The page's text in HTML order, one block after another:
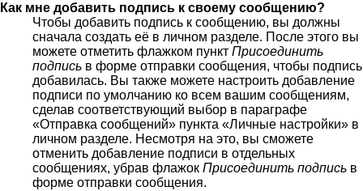
Как мне добавить подпись к своему сообщению?
Чтобы добавить подпись к сообщению, вы должны
сначала создать её в личном разделе. После этого вы
можете отметить флажком пункт Присоединить
подпись в форме отправки сообщения, чтобы подпись
добавилась. Вы также можете настроить добавление
подписи по умолчанию ко всем вашим сообщениям,
сделав соответствующий выбор в параграфе
«Отправка сообщений» пункта «Личные настройки» в
личном разделе. Несмотря на это, вы сможете
отменить добавление подписи в отдельных
сообщениях, убрав флажок Присоединить подпись в
форме отправки сообщения.